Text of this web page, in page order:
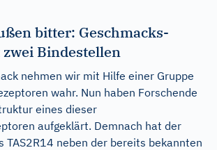
bitter: Geschmacks-
zwei Bindestellen
nehmen wir mit Hilfe einer Gruppe
wahr. Nun haben Forschende
eines dieser
aufgeklärt. Demnach hat der
TAS2R14 neben der bereits bekannten